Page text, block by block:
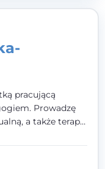
pracującą
Prowadzę
a także terapię
na
w kontekście jego
otoczeniem - i